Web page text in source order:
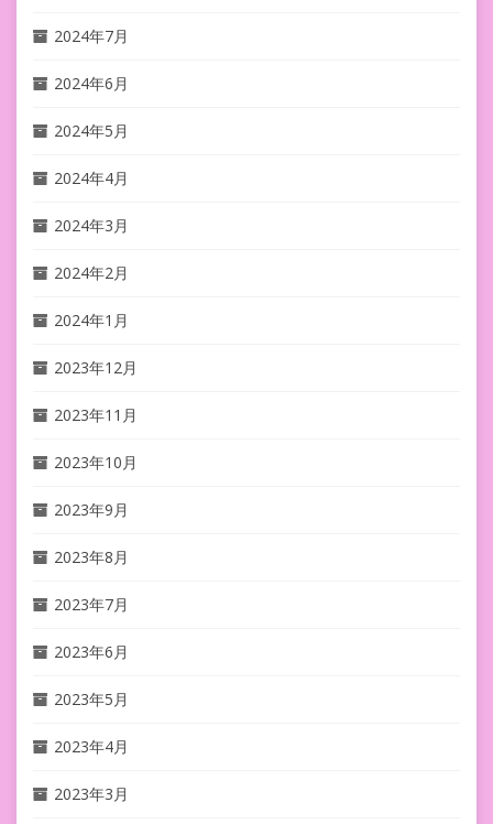
2024年7月
2024年6月
2024年5月
2024年4月
2024年3月
2024年2月
2024年1月
2023年12月
2023年11月
2023年10月
2023年9月
2023年8月
2023年7月
2023年6月
2023年5月
2023年4月
2023年3月